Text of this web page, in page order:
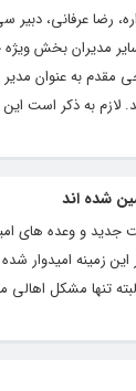
رضا عرفانی،
مدیران بخش
مقدم به عنوان
به ذکر است این
شده اند
جدید و وعده های
امیدوار شده
تنها مشکل